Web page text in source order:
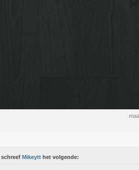
schreef Mikeytt het volgende: